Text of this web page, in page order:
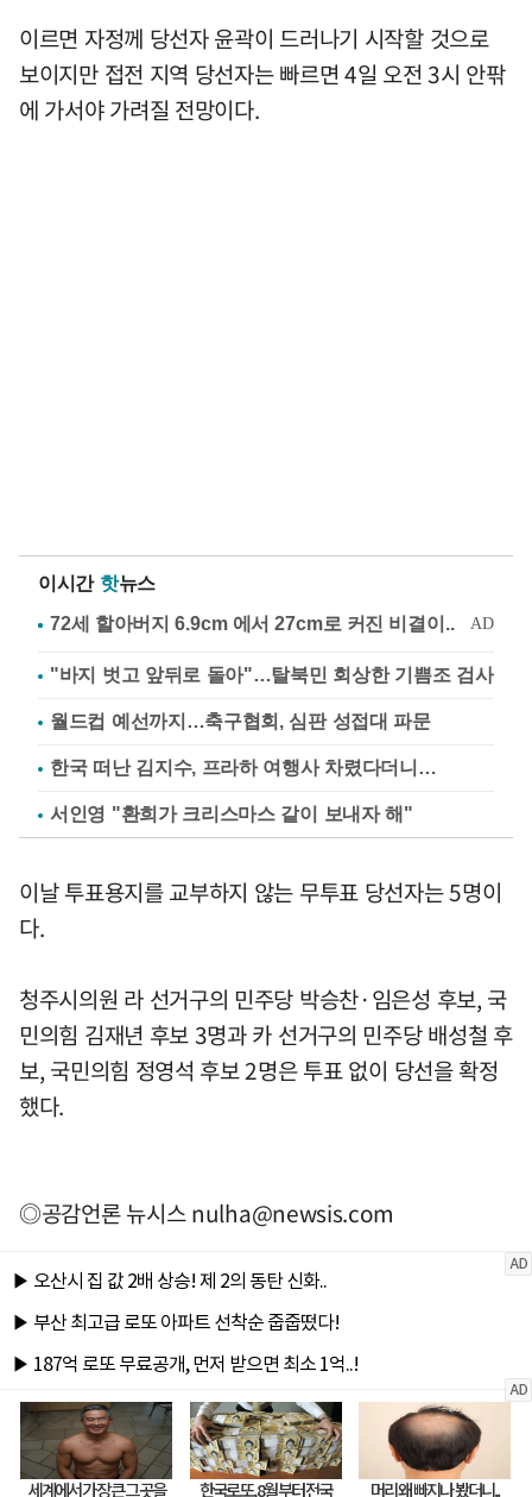
이르면 자정께 당선자 윤곽이 드러나기 시작할 것으로
보이지만 접전 지역 당선자는 빠르면 4일 오전 3시 안팎
에 가서야 가려질 전망이다.
이시간 핫뉴스
"바지 벗고 앞뒤로 돌아"…탈북민 회상한 기쁨조 검사
월드컵 예선까지…축구협회, 심판 성접대 파문
한국 떠난 김지수, 프라하 여행사 차렸다더니…
서인영 "환희가 크리스마스 같이 보내자 해"
이날 투표용지를 교부하지 않는 무투표 당선자는 5명이
다.
청주시의원 라 선거구의 민주당 박승찬·임은성 후보, 국
민의힘 김재년 후보 3명과 카 선거구의 민주당 배성철 후
보, 국민의힘 정영석 후보 2명은 투표 없이 당선을 확정
했다.
◎공감언론 뉴시스nulha@newsis.com